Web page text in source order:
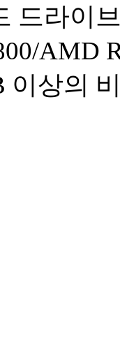
드라이
AMD
이상의